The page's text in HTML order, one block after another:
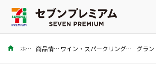
ホーム 商品情報 ワイン・スパークリング・シャンパン